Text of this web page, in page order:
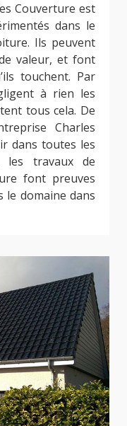
Couverture est
dans le
Ils peuvent
valeur, et font
touchent. Par
à rien les
tous cela. De
Charles
dans toutes les
les travaux de
font preuves
le domaine dans